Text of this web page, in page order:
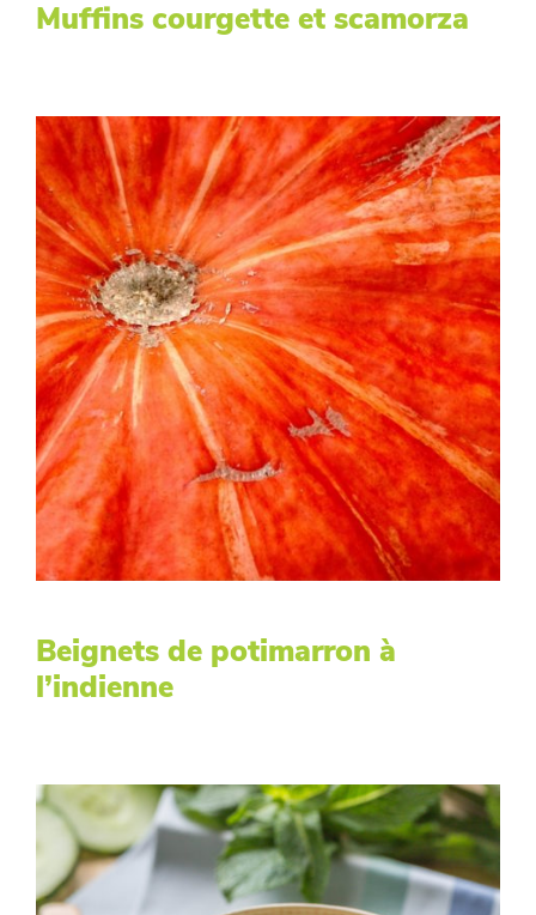
Muffins courgette et scamorza
Beignets de potimarron à
l’indienne